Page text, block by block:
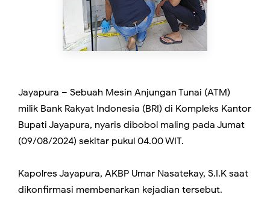
Jayapura – Sebuah Mesin Anjungan Tunai (ATM)
milik Bank Rakyat Indonesia (BRI) di Kompleks Kantor
Bupati Jayapura, nyaris dibobol maling pada Jumat
(09/08/2024) sekitar pukul 04.00 WIT.
Kapolres Jayapura, AKBP Umar Nasatekay, S.I.K saat
dikonfirmasi membenarkan kejadian tersebut.